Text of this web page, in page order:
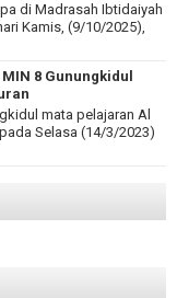
di Madrasah Ibtidaiyah
Kamis, (9/10/2025),
8 Gunungkidul
mata pelajaran Al
Selasa (14/3/2023)